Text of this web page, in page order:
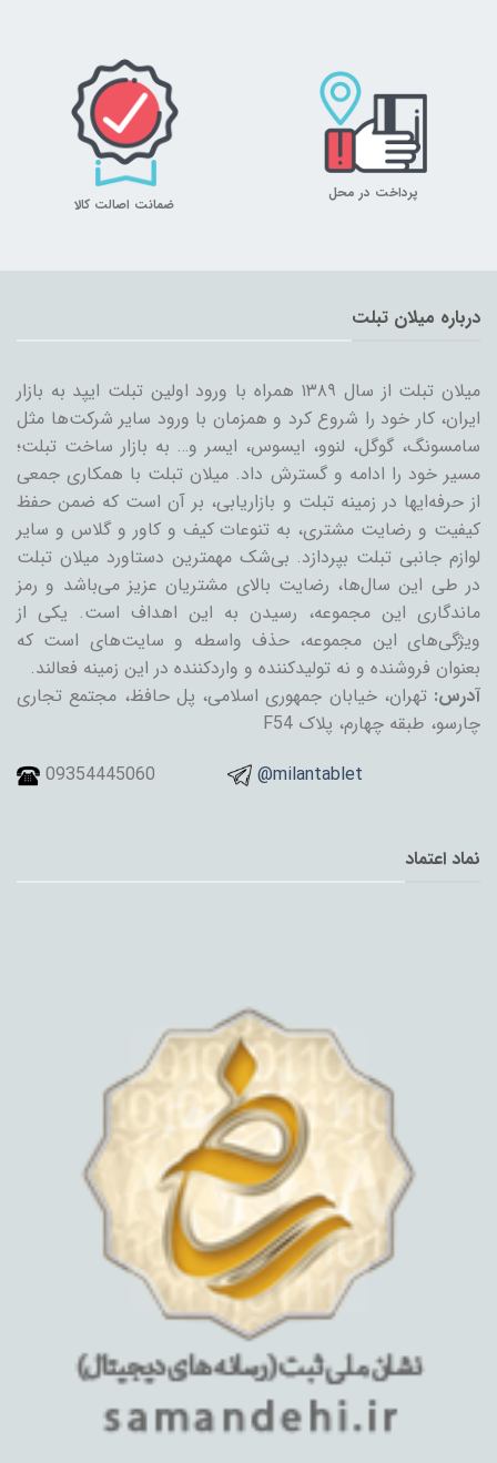
پرداخت در محل
ضمانت اصالت کالا
درباره میلان تبلت
میلان تبلت از سال ۱۳۸۹ همراه با ورود اولین تبلت ایپد به بازار
ایران، کار خود را شروع کرد و همزمان با ورود سایر شرکت‌ها مثل
سامسونگ، گوگل، لنوو، ایسوس، ایسر و… به بازار ساخت تبلت؛
مسیر خود را ادامه و گسترش داد. میلان تبلت با همکاری جمعی
از حرفه‌ایها در زمینه تبلت و بازاریابی، بر آن است که ضمن حفظ
کیفیت و رضایت مشتری، به تنوعات کیف و کاور و گلاس و سایر
لوازم جانبی تبلت بپردازد. بی‌شک مهمترین دستاورد میلان تبلت
در طی این سال‌ها، رضایت بالای مشتریان عزیز می‌باشد و رمز
ماندگاری این مجموعه، رسیدن به این اهداف است. یکی از
ویژگی‌های این مجموعه، حذف واسطه و سایت‌های است که
بعنوان فروشنده و نه تولیدکننده و واردکننده در این زمینه فعالند.
آدرس: تهران، خیابان جمهوری اسلامی، پل حافظ، مجتمع تجاری
چارسو، طبقه چهارم، پلاک F54
09354445060
@milantablet
نماد اعتماد